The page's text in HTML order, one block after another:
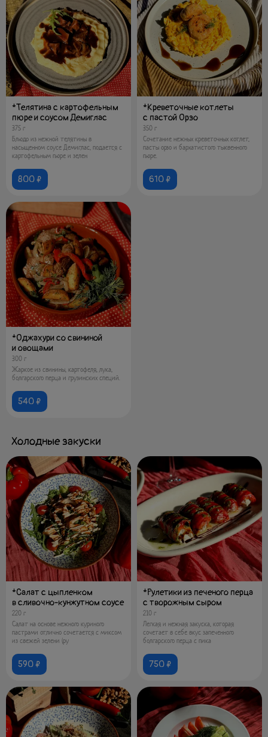
*Телятина с картофельным
пюре и соусом Демиглас
375 г
Блюдо из нежной телятины в
насыщенном соусе Демиглас, подается с
картофельным пюре и зелен
800 ₽
*Креветочные котлеты
с пастой Орзо
350 г
Сочетание нежных креветочных котлет,
пасты орзо и бархатистого тыквенного
пюре.
610 ₽
*Оджахури со свининой
и овощами
300 г
Жаркое из свинины, картофеля, лука,
болгарского перца и грузинских специй.
540 ₽
Холодные закуски
*Салат с цыпленком
в сливочно-кунжутном соусе
220 г
Салат на основе нежного куриного
пастрами отлично сочетается с миксом
из свежей зелени (ру
590 ₽
*Рулетики из печеного перца
с творожным сыром
210 г
Легкая и нежная закуска, которая
сочетает в себе вкус запеченного
болгарского перца с пика
750 ₽